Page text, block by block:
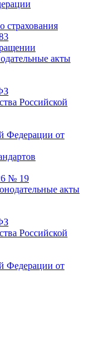
страхования
Федерации от
№ 19
Федерации от